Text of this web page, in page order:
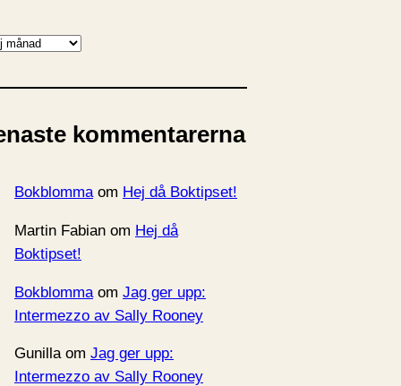
kommentarerna
Bokblommaom Hej då Boktipset!
Martin Fabian om Hej då
Boktipset!
Bokblomma om Jag ger upp:
Intermezzo av Sally Rooney
Gunillaom Jag ger upp:
Intermezzo av Sally Rooney